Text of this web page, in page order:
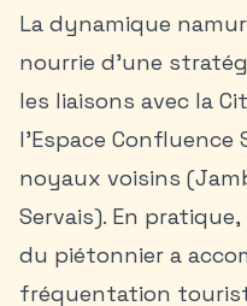
La dynamique
nourrie d’une
les liaisons avec la
l’Espace
noyaux voisins
Servais). En
du piétonnier a
fréquentation